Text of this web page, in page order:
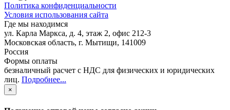
Политика конфиденциальности
Условия использования сайта
Где мы находимся
ул. Карла Маркса, д. 4, этаж 2, офис 212-3
Московская область, г. Мытищи, 141009
Россия
Формы оплаты
безналичный расчет с НДС для физических и юридических
лиц. Подробнее...
×